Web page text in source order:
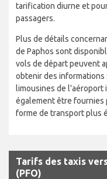
tarification diurne et
passagers.
Plus de détails
de Paphos sont
vols de départ peuvent
obtenir des
limousines de l'aéroport
également être fournies
forme de transport plus
Tarifs des taxis
(PFO)